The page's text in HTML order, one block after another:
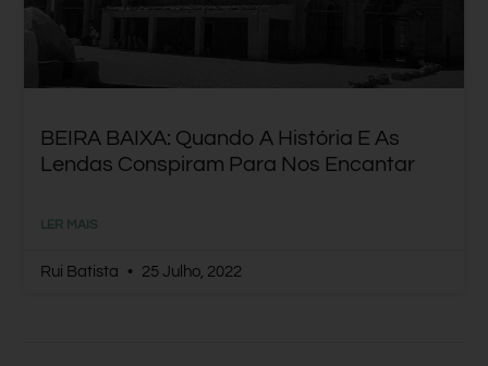
BEIRA BAIXA: Quando A História E As
Lendas Conspiram Para Nos Encantar
LER MAIS
Rui Batista 25 Julho, 2022